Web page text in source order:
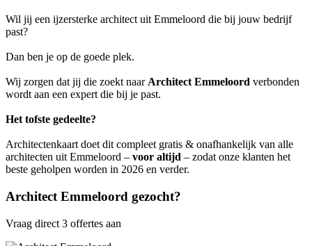
Wil jij een ijzersterke architect uit Emmeloord die bij jouw bedrijf
past?
Dan ben je op de goede plek.
Wij zorgen dat jij die zoekt naar Architect Emmeloord verbonden
wordt aan een expert die bij je past.
Het tofste gedeelte?
Architectenkaart doet dit compleet gratis & onafhankelijk van alle
architecten uit Emmeloord – voor altijd – zodat onze klanten het
beste geholpen worden in 2026 en verder.
Architect Emmeloord gezocht?
Vraag direct 3 offertes aan